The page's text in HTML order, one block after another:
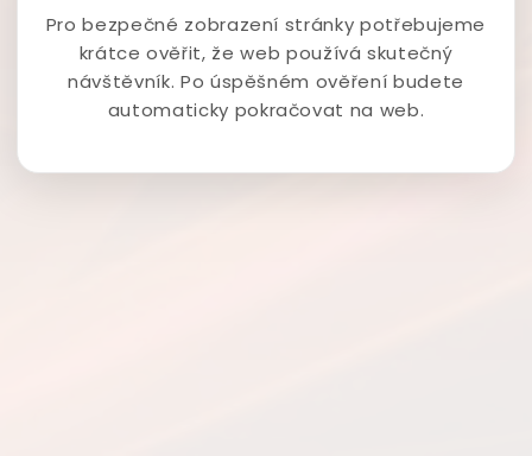
Pro bezpečné zobrazení stránky potřebujeme
krátce ověřit, že web používá skutečný
návštěvník. Po úspěšném ověření budete
automaticky pokračovat na web.